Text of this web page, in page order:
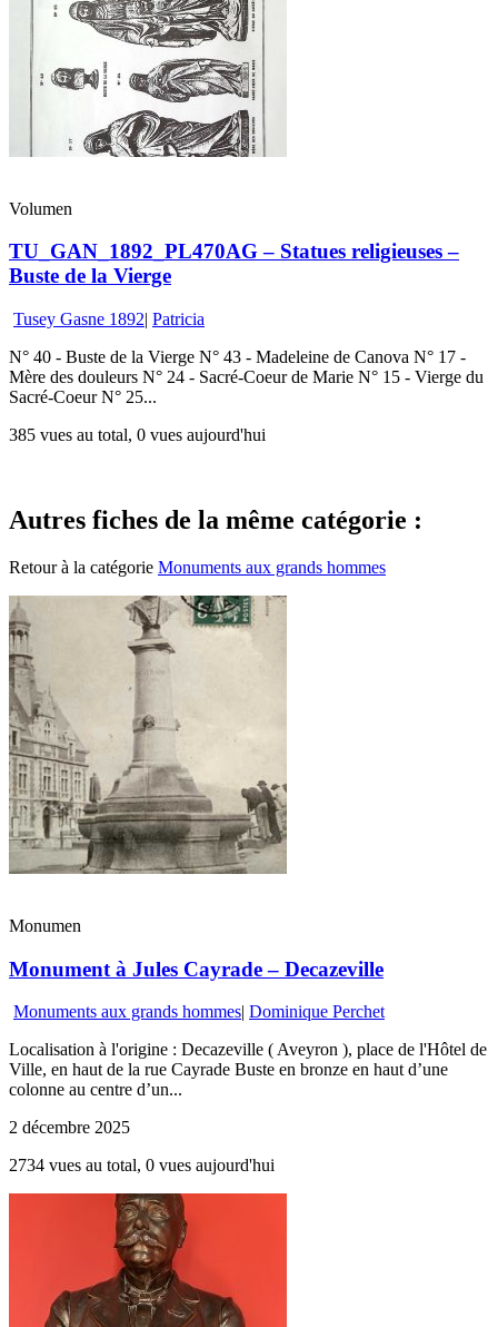
Volumen
TU_GAN_1892_PL470AG – Statues religieuses –
Buste de la Vierge
Tusey Gasne 1892| Patricia
N° 40 - Buste de la Vierge N° 43 - Madeleine de Canova N° 17 -
Mère des douleurs N° 24 - Sacré-Coeur de Marie N° 15 - Vierge du
Sacré-Coeur N° 25...
385 vues au total, 0 vues aujourd'hui
Autres fiches de la même catégorie :
Retour à la catégorie Monuments aux grands hommes
Monumen
Monument à Jules Cayrade – Decazeville
Monuments aux grands hommes| Dominique Perchet
Localisation à l'origine : Decazeville ( Aveyron ), place de l'Hôtel de
Ville, en haut de la rue Cayrade Buste en bronze en haut d’une
colonne au centre d’un...
2 décembre 2025
2734 vues au total, 0 vues aujourd'hui